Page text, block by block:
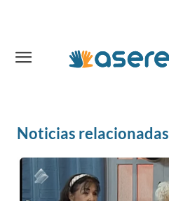
Noticias relacionadas